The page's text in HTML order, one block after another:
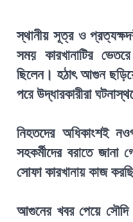
স্থানীয় সূত্র ও
সময় কারখানাটির
ছিলেন। হঠাৎ আগুন
পরে উদ্ধারকারীরা
নিহতদের অধিকাংশই
সহকর্মীদের বরাতে জানা
সোফা কারখানায় কাজ
আগুনের খবর পেয়ে সৌদি